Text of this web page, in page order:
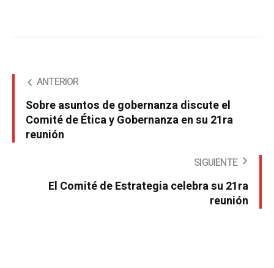
ANTERIOR
Sobre asuntos de gobernanza discute el
Comité de Ética y Gobernanza en su 21ra
reunión
SIGUIENTE
El Comité de Estrategia celebra su 21ra
reunión